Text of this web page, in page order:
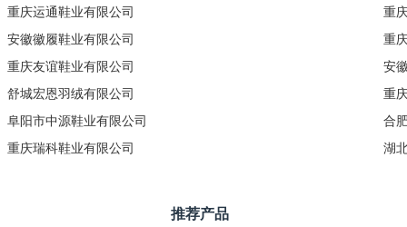
重庆运通鞋业有限公司
安徽徽履鞋业有限公司
重庆友谊鞋业有限公司
舒城宏恩羽绒有限公司
阜阳市中源鞋业有限公司
重庆瑞科鞋业有限公司
重
重
安
重
合
湖
推荐产品